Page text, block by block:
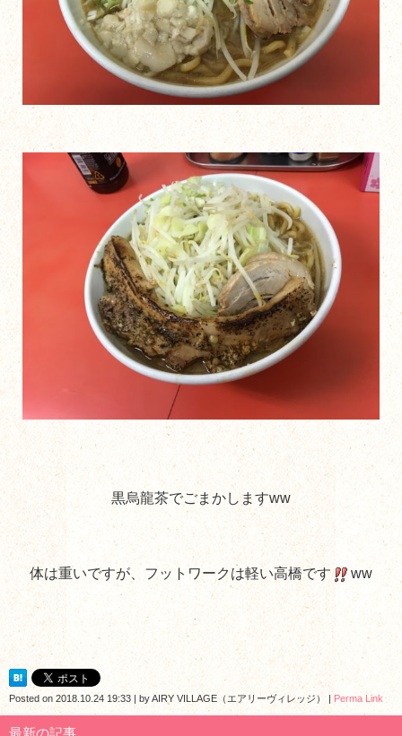
黒烏龍茶でごまかしますww
体は重いですが、フットワークは軽い高橋です ww
Posted on 2018.10.24 19:33 | byAIRY VILLAGE（エアリーヴィレッジ） | Perma Link
最新の記事